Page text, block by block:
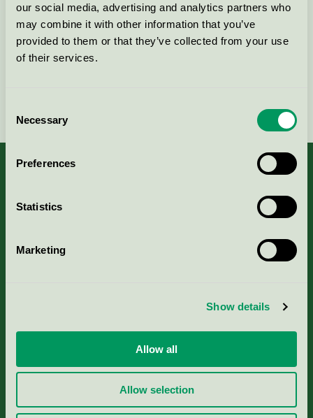
our social media, advertising and analytics partners who
may combine it with other information that you’ve
provided to them or that they’ve collected from your use
of their services.
Selection
Necessary
Preferences
Statistics
Marketing
Show details
Allow all
Allow selection
Kontakta oss på08-55 55 24 00eller via formuläret:
Kriterier, ansökan & avgifter
Aktuella Remisser
Portal för massa, papper & tryckerier
Svanens husproduktportal-HPP
Rapporter & undersökningar